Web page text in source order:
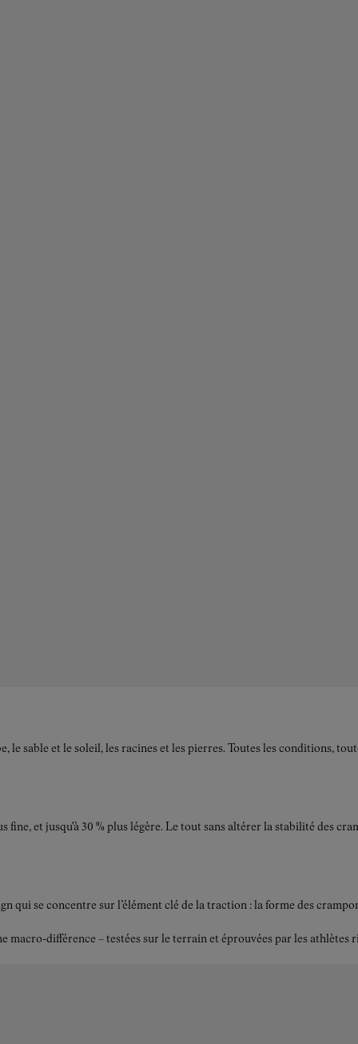
sable et le soleil, les racines et les pierres. Toutes les conditions,
fine, et jusqu'à 30 % plus légère. Le tout sans altérer la stabilité des
se concentre sur l’élément clé de la traction : la forme des
différence – testées sur le terrain et éprouvées par les athlètes